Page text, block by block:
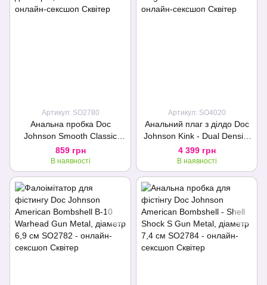
Артикул: SO2780
Анальна пробка Doc
Johnson Smooth Classic
Medium - Black, макс.
діаметр 3,8 см
859 грн
В наявності
Артикул: SO4020
Анальний плаг з ділдо Doc
Johnson Kink - Dual Density
SECONDSKYN Fuck Plug -
Black
4 399 грн
В наявності